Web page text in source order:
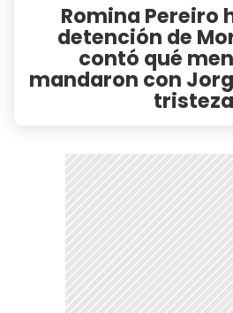
Romina Pereiro
detención de
contó qué
mandaron con